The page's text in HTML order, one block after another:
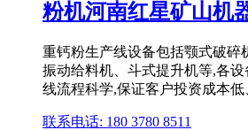
粉机河南红星矿山机
重钙粉生产线设备包括颚式破碎
振动给料机、斗式提升机等,各
线流程科学,保证客户投资成本低
联系电话: 180 3780 8511